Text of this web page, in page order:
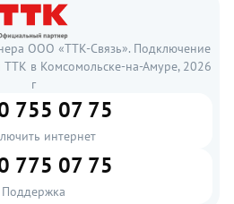
ООО «ТТК-Связь». Подключение
ТТК в Комсомольске-на-Амуре, 2026
г
755 07 75
интернет
775 07 75
Поддержка